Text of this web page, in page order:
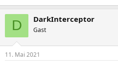
D DarkInterceptor
Gast
11. Mai 2021